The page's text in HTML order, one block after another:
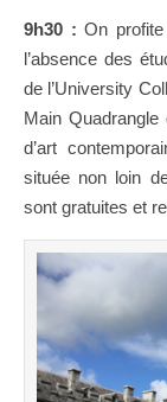
9h30 : On
l’absence des
de l’University
Main
d’art
située non loin
sont gratuites et